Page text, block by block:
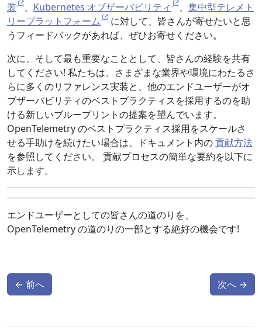
装
、 Kubernetes オブザーバビリティ 、 集中型テレメト
リープラットフォーム
に対して、皆さんが寄せたいと思
うフィードバックがあれば、ぜひお寄せください。
次に、そして最も重要なこととして、皆さんの経験を共有
してください! 私たちは、さまざまな業界や環境にわたるさ
らに多くのリファレンス実装と、他のエンドユーザーがオ
ブザーバビリティのベストプラクティスを採用するのを助
ける新しいブループリントの提案を望んでいます。
OpenTelemetry のベストプラクティス採用をスケールさ
せる手助けを続けたい場合は、ドキュメント内の貢献方法
を参照してください。 貢献プロセスの簡単な要約を以下に
示します。
エンドユーザーとしての皆さんの道のりを、
OpenTelemetry の道のりの一部とする絶好の機会です!
← 前へ 次へ →